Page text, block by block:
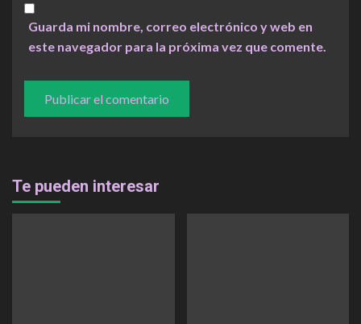
Guarda mi nombre, correo electrónico y web en
este navegador para la próxima vez que comente.
Te pueden interesar